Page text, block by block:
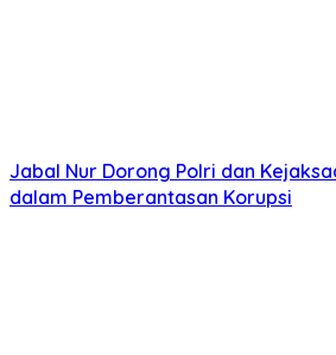
Jabal Nur Dorong Polri dan
dalam Pemberantasan Korupsi